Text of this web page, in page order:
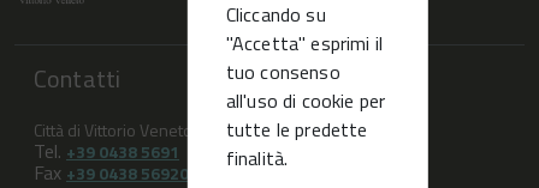
Cliccando su
"Accetta" esprimi il
tuo consenso
all'uso di cookie per
tutte le predette
finalità.
Contatti
Città di Vittorio Veneto (TV)
Tel. +39 0438 5691
Fax +39 0438 569209